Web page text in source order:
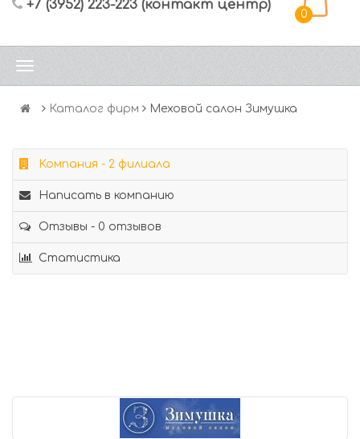
+7 (3952) 223-223 (контакт центр)
0
Каталог фирм Меховой салон Зимушка
Компания - 2 филиала
Написать в компанию
Отзывы - 0 отзывов
Статистика